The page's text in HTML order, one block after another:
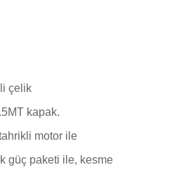
çelik
kapak.
motor ile
güç paketi ile, kesme